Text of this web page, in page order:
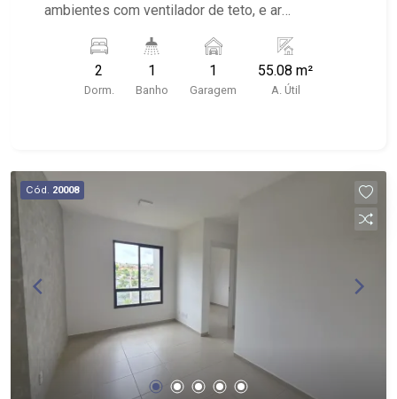
ambientes com ventilador de teto, e ar
Área de serviço; - Iluminação; - Condomínio com
portaria 24hr, Salão de festas, Playground,
Espaço gourmet na área comum - Localizado
2
Dorm.
1
Banho
1
Garagem
55.08 m²
A. Útil
Cód. 20008